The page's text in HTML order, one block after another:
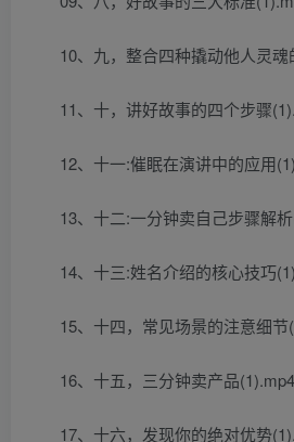
10、九，整合四种撬动他人灵
11、十，讲好故事的四个步骤
12、十一:催眠在演讲中的应用
13、十二:一分钟卖自己步骤解
14、十三:姓名介绍的核心技巧
15、十四，常见场景的注意细节
16、十五，三分钟卖产品(1).mp4
17、十六，发现你的绝对优势